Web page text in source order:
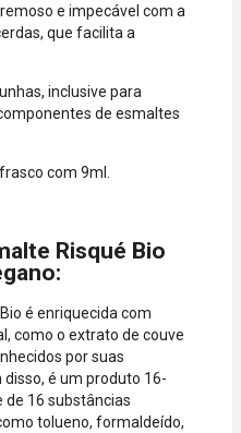
e impecável com a
que facilita a
inclusive para
de esmaltes
com 9ml.
Risqué Bio
é enriquecida com
como o extrato de couve
por suas
é um produto 16-
de 16 substâncias
tolueno, formaldeído,